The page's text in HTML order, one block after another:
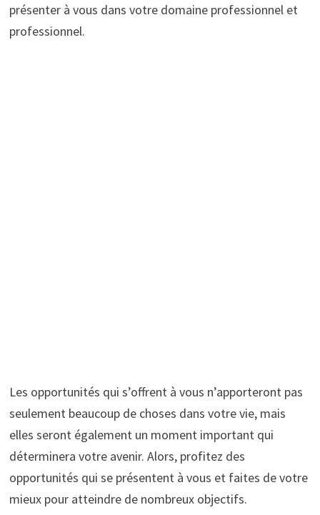
présenter à vous dans votre domaine professionnel et
professionnel.
Les opportunités qui s’offrent à vous n’apporteront pas
seulement beaucoup de choses dans votre vie, mais
elles seront également un moment important qui
déterminera votre avenir. Alors, profitez des
opportunités qui se présentent à vous et faites de votre
mieux pour atteindre de nombreux objectifs.